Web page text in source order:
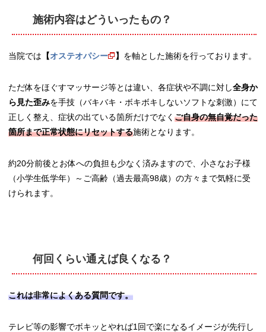
施術内容はどういったもの？
当院では 【オステオパシー 】 を軸とした施術を行っております。
ただ体をほぐすマッサージ等とは違い、各症状や不調に対し全身か
ら見た歪みを手技（バキバキ・ボキボキしないソフトな刺激）にて
正しく整え、症状の出ている箇所だけでなく ご自身の無自覚だった
箇所まで正常状態にリセットする施術となります。
約20分前後とお体への負担も少なく済みますので、小さなお子様
（小学生低学年）～ご高齢（過去最高98歳）の方々まで気軽に受
けられます。
何回くらい通えば良くなる？
これは非常によくある質問です。
テレビ等の影響でボキッとやれば1回で楽になるイメージが先行し